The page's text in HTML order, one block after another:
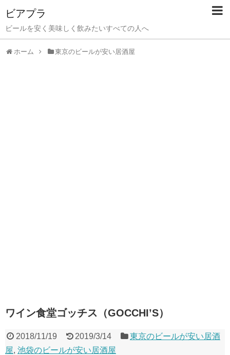
ビアプラ
ビールを安く美味しく飲みたいすべての人へ
ホーム 東京のビールが安い居酒屋
ワイン食堂ゴッチス（GOCCHI’S）
2018/11/19 2019/3/14
東京のビールが安い居酒
屋, 池袋のビールが安い居酒屋